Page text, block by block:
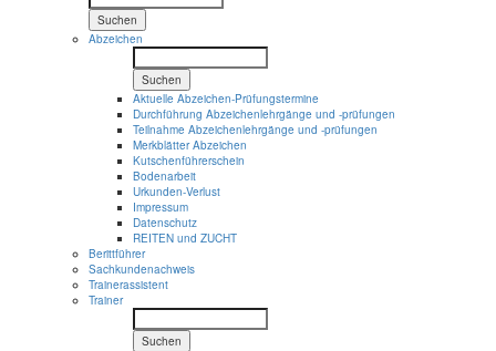
Suchen
Abzeichen
Suchen
Aktuelle Abzeichen-Prüfungstermine
Durchführung Abzeichenlehrgänge und -prüfungen
Teilnahme Abzeichenlehrgänge und -prüfungen
Merkblätter Abzeichen
Kutschenführerschein
Bodenarbeit
Urkunden-Verlust
Impressum
Datenschutz
REITEN und ZUCHT
Berittführer
Sachkundenachweis
Trainerassistent
Trainer
Suchen